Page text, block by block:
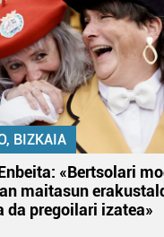
BIZKAIA
«Bertsolari
maitasun
da pregoilari izatea»